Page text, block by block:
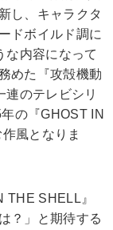
し、キャラクタ
ドボイルド調に
な内容になって
めた『攻殻機動
のテレビシリ
の『GHOST IN
風となりま
THE SHELL』
？」と期待する